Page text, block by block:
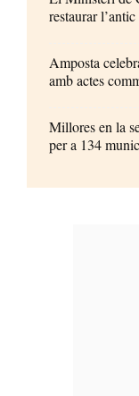
restaurar
Amposta
amb actes
Millores en la
per a 134